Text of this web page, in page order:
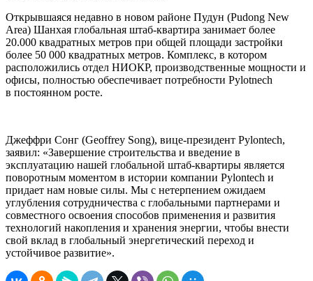
Открывшаяся недавно в новом районе Пудун (Pudong New
Area) Шанхая глобальная штаб-квартира занимает более
20.000 квадратных метров при общей площади застройки
более 50 000 квадратных метров. Комплекс, в котором
расположились отдел НИОКР, производственные мощности и
офисы, полностью обеспечивает потребности Pylotnech
в постоянном росте.
Джеффри Сонг (Geoffrey Song), вице-президент Pylontech,
заявил: «Завершение строительства и введение в
эксплуатацию нашей глобальной штаб-квартиры является
поворотным моментом в истории компании Pylontech и
придает нам новые силы. Мы с нетерпением ожидаем
углубления сотрудничества с глобальными партнерами и
совместного освоения способов применения и развития
технологий накопления и хранения энергии, чтобы внести
свой вклад в глобальный энергетический переход и
устойчивое развитие».